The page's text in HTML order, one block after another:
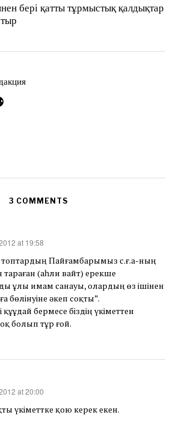
бері қатты тұрмыстық қалдықтар
3 COMMENTS
at 19:58
топтардың Пайғамбарымыз с.ғ.а-ның
тараған (аһли вайт) ерекше
ұлы имам санауы, олардың өз ішінен
бөлінуіне әкеп соқты”.
құұдай бермесе біздің үкіметтен
болып тұр ғой.
at 20:00
үкіметтке қою керек екен.